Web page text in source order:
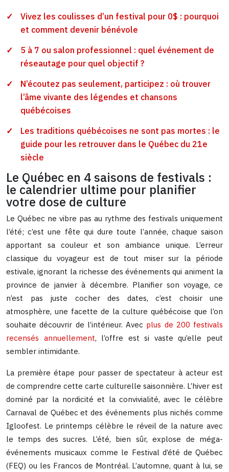
Vivez les coulisses d’un festival pour 0$ : pourquoi
et comment devenir bénévole
5 à 7 ou salon professionnel : quel événement de
réseautage pour quel objectif ?
N’écoutez pas seulement, participez : où trouver
l’âme vivante des légendes et chansons
québécoises
Les traditions québécoises ne sont pas mortes : le
guide pour les retrouver dans le Québec du 21e
siècle
Le Québec en 4 saisons de festivals :
le calendrier ultime pour planifier
votre dose de culture
Le Québec ne vibre pas au rythme des festivals uniquement
l’été; c’est une fête qui dure toute l’année, chaque saison
apportant sa couleur et son ambiance unique. L’erreur
classique du voyageur est de tout miser sur la période
estivale, ignorant la richesse des événements qui animent la
province de janvier à décembre. Planifier son voyage, ce
n’est pas juste cocher des dates, c’est choisir une
atmosphère, une facette de la culture québécoise que l’on
souhaite découvrir de l’intérieur. Avec plus de 200 festivals
recensés annuellement, l’offre est si vaste qu’elle peut
sembler intimidante.
La première étape pour passer de spectateur à acteur est
de comprendre cette carte culturelle saisonnière. L’hiver est
dominé par la nordicité et la convivialité, avec le célèbre
Carnaval de Québec et des événements plus nichés comme
Igloofest. Le printemps célèbre le réveil de la nature avec
le temps des sucres. L’été, bien sûr, explose de méga-
événements musicaux comme le Festival d’été de Québec
(FEQ) ou les Francos de Montréal. L’automne, quant à lui, se